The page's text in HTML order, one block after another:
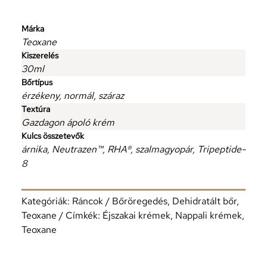
Márka
Teoxane
Kiszerelés
30ml
Bőrtípus
érzékeny, normál, száraz
Textúra
Gazdagon ápoló krém
Kulcs összetevők
árnika, Neutrazen™, RHA®, szalmagyopár, Tripeptide-
8
Kategóriák: Ráncok / Bőröregedés, Dehidratált bőr,
Teoxane
Címkék: Éjszakai krémek, Nappali krémek,
Teoxane